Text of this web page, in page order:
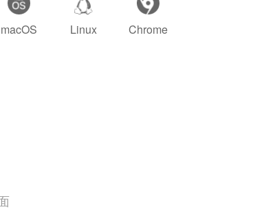
macOS Linux Chrome